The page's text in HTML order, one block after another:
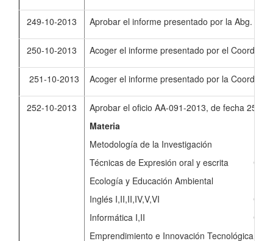
249-10-2013 Aprobar el informe presentado por la Abg.
250-10-2013 Acoger el informe presentado por el
251-10-2013 Acoger el informe presentado por la
252-10-2013
Aprobar el oficio AA-091-2013, de fecha 25
Materia
Metodología de la Investigación
Técnicas de Expresión oral y escrita
Ecología y Educación Ambiental
Inglés I,II,II,IV,V,VI
Informática I,II
Emprendimiento e Innovación Tecnológica